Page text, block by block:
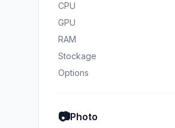
CPU
GPU
RAM
Stockage
Options
📷Photo